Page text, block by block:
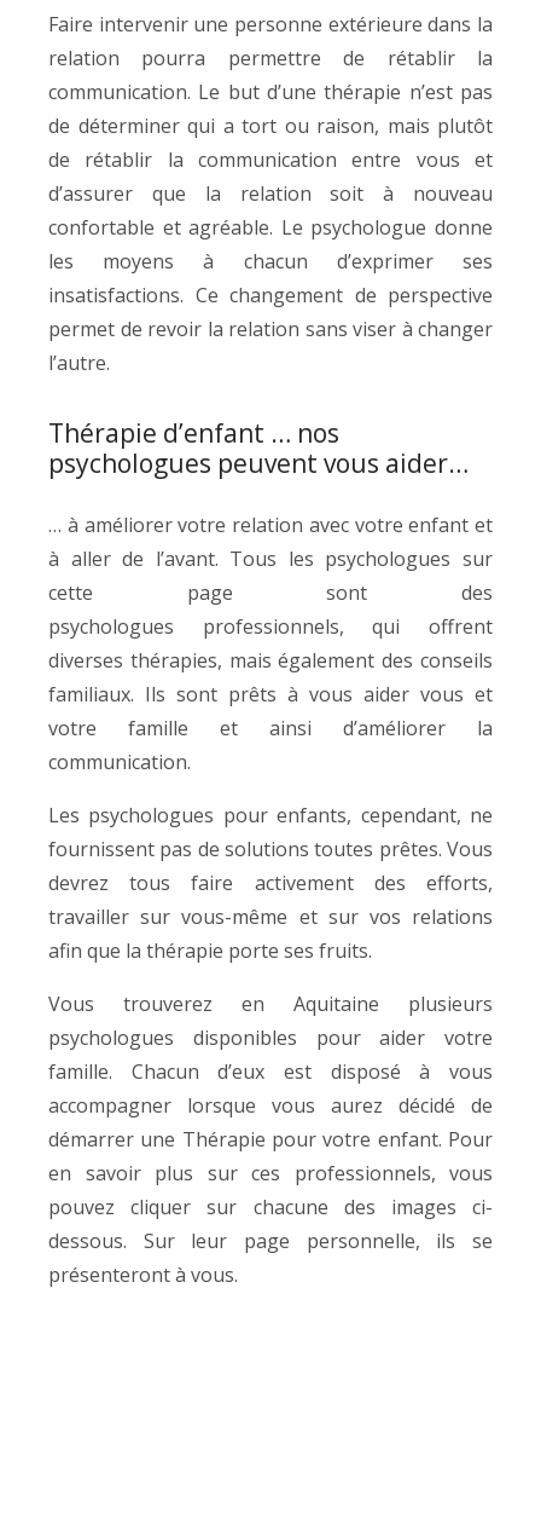
Faire intervenir une personne extérieure dans la
relation pourra permettre de rétablir la
communication. Le but d’une thérapie n’est pas
de déterminer qui a tort ou raison, mais plutôt
de rétablir la communication entre vous et
d’assurer que la relation soit à nouveau
confortable et agréable. Le psychologue donne
les moyens à chacun d’exprimer ses
insatisfactions. Ce changement de perspective
permet de revoir la relation sans viser à changer
l’autre.
Thérapie d’enfant … nos
psychologues peuvent vous aider…
… à améliorer votre relation avec votre enfant et
à aller de l’avant. Tous les psychologues sur
cette page sont des
psychologues professionnels, qui offrent
diverses thérapies, mais également des conseils
familiaux. Ils sont prêts à vous aider vous et
votre famille et ainsi d’améliorer la
communication.
Les psychologues pour enfants, cependant, ne
fournissent pas de solutions toutes prêtes. Vous
devrez tous faire activement des efforts,
travailler sur vous-même et sur vos relations
afin que la thérapie porte ses fruits.
Vous trouverez en Aquitaine plusieurs
psychologues disponibles pour aider votre
famille. Chacun d’eux est disposé à vous
accompagner lorsque vous aurez décidé de
démarrer une Thérapie pour votre enfant. Pour
en savoir plus sur ces professionnels, vous
pouvez cliquer sur chacune des images ci-
dessous. Sur leur page personnelle, ils se
présenteront à vous.